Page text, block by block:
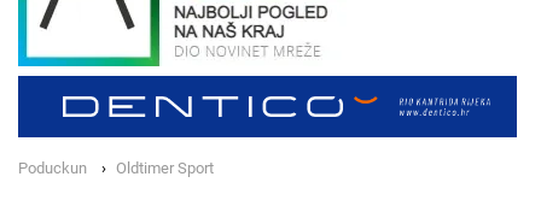
Poduckun Oldtimer Sport